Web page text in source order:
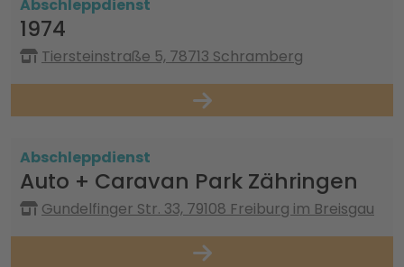
Abschleppdienst
1974
Tiersteinstraße 5, 78713 Schramberg
Abschleppdienst
Auto + Caravan Park Zähringen
Gundelfinger Str. 33, 79108 Freiburg im Breisgau